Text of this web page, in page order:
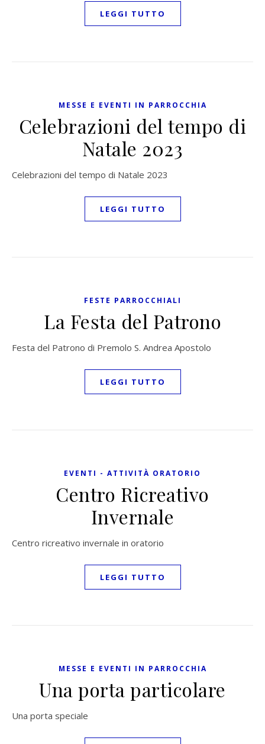
LEGGI TUTTO
MESSE E EVENTI IN PARROCCHIA
Celebrazioni del tempo di
Natale 2023
Celebrazioni del tempo di Natale 2023
LEGGI TUTTO
FESTE PARROCCHIALI
La Festa del Patrono
Festa del Patrono di Premolo S. Andrea Apostolo
LEGGI TUTTO
EVENTI - ATTIVITÀ ORATORIO
Centro Ricreativo
Invernale
Centro ricreativo invernale in oratorio
LEGGI TUTTO
MESSE E EVENTI IN PARROCCHIA
Una porta particolare
Una porta speciale